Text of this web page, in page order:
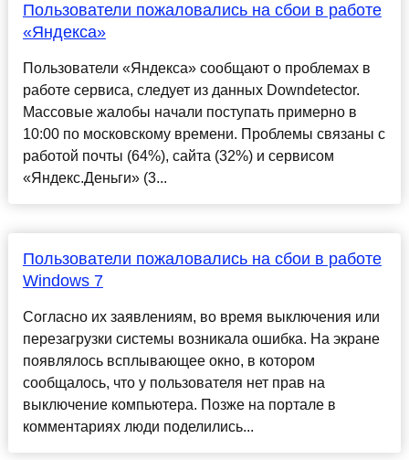
Пользователи пожаловались на сбои в работе
«Яндекса»
Пользователи «Яндекса» сообщают о проблемах в
работе сервиса, следует из данных Downdetector.
Массовые жалобы начали поступать примерно в
10:00 по московскому времени. Проблемы связаны с
работой почты (64%), сайта (32%) и сервисом
«Яндекс.Деньги» (3...
Пользователи пожаловались на сбои в работе
Windows 7
Согласно их заявлениям, во время выключения или
перезагрузки системы возникала ошибка. На экране
появлялось всплывающее окно, в котором
сообщалось, что у пользователя нет прав на
выключение компьютера. Позже на портале в
комментариях люди поделились...